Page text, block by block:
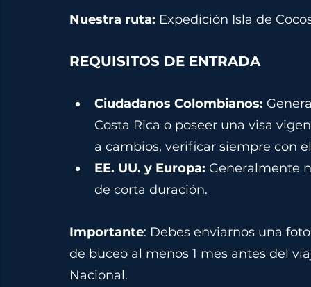
Nuestra ruta: Expedición Isla de
REQUISITOS DE ENTRADA
Ciudadanos Colombianos:
Costa Rica o poseer una visa
a cambios, verificar siempre con
EE. UU. y Europa: Generalmente
de corta duración.
Importante: Debes enviarnos una
de buceo al menos 1 mes antes del
Nacional.